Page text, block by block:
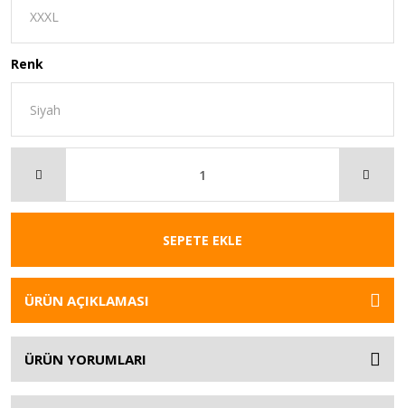
Renk
SEPETE EKLE
ÜRÜN AÇIKLAMASI
ÜRÜN YORUMLARI